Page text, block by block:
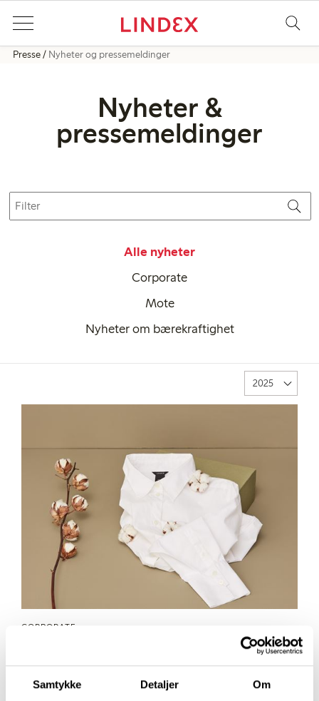
Samtykke Detaljer Om
Presse Nyheter og pressemeldinger
Nyheter &
pressemeldinger
Alle nyheter
Corporate
Mote
Nyheter om bærekraftighet
CORPORATE
Lindex satser på 100% sporbarhet i hele
leverandørkjeden
Lindex styrker sitt bærekraftsarbeid ved å forplikte seg til